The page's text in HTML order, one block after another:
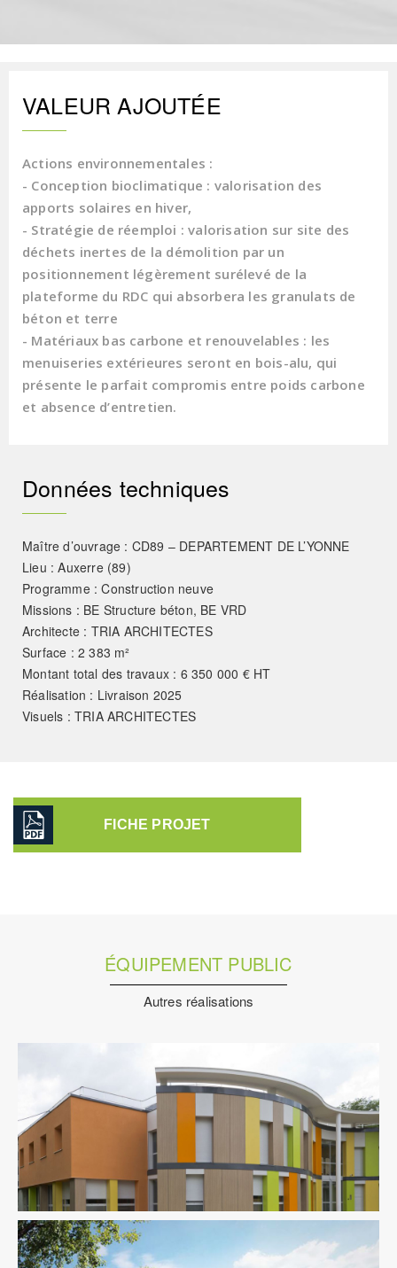
VALEUR AJOUTÉE
Actions environnementales :
- Conception bioclimatique : valorisation des
apports solaires en hiver,
- Stratégie de réemploi : valorisation sur site des
déchets inertes de la démolition par un
positionnement légèrement surélevé de la
plateforme du RDC qui absorbera les granulats de
béton et terre
- Matériaux bas carbone et renouvelables : les
menuiseries extérieures seront en bois-alu, qui
présente le parfait compromis entre poids carbone
et absence d’entretien.
Données techniques
Maître d’ouvrage : CD89 – DEPARTEMENT DE L’YONNE
Lieu : Auxerre (89)
Programme : Construction neuve
Missions : BE Structure béton, BE VRD
Architecte : TRIA ARCHITECTES
Surface : 2 383 m²
Montant total des travaux : 6 350 000 € HT
Réalisation : Livraison 2025
Visuels : TRIA ARCHITECTES
FICHE PROJET
ÉQUIPEMENT PUBLIC
Autres réalisations
Équipement Public Fluides Ingenierie TCE Structure
Sûreté Sécurité